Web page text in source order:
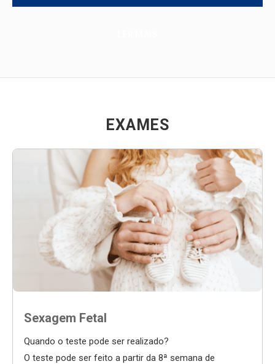
EXAMES
Sexagem Fetal
Quando o teste pode ser realizado?
O teste pode ser feito a partir da 8ª semana de